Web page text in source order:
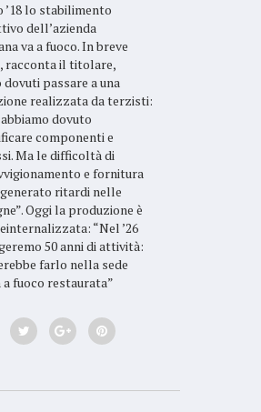
’18 lo stabilimento
dell’azienda
va a fuoco. In breve
racconta il titolare,
dovuti passare a una
realizzata da terzisti:
dovuto
componenti e
Ma le difficoltà di
e fornitura
ritardi nelle
Oggi la produzione è
“Nel ’26
50 anni di attività:
farlo nella sede
a fuoco restaurata”